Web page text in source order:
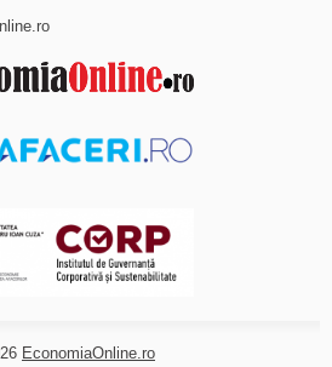
EconomiaOnline.ro